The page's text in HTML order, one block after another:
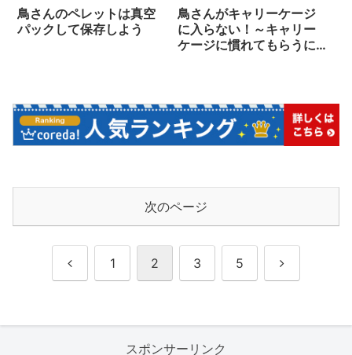
鳥さんのペレットは真空
パックして保存しよう
鳥さんがキャリーケージ
に入らない！～キャリー
ケージに慣れてもらうに
次のページ
前 1 2 3 5 次
スポンサーリンク